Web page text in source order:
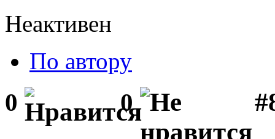
Неактивен
По автору
0 0